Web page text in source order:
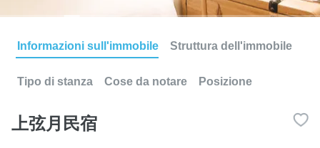
Informazioni sull'immobile Struttura dell'immobile
Tipo di stanza Cose da notare Posizione
上弦月民宿